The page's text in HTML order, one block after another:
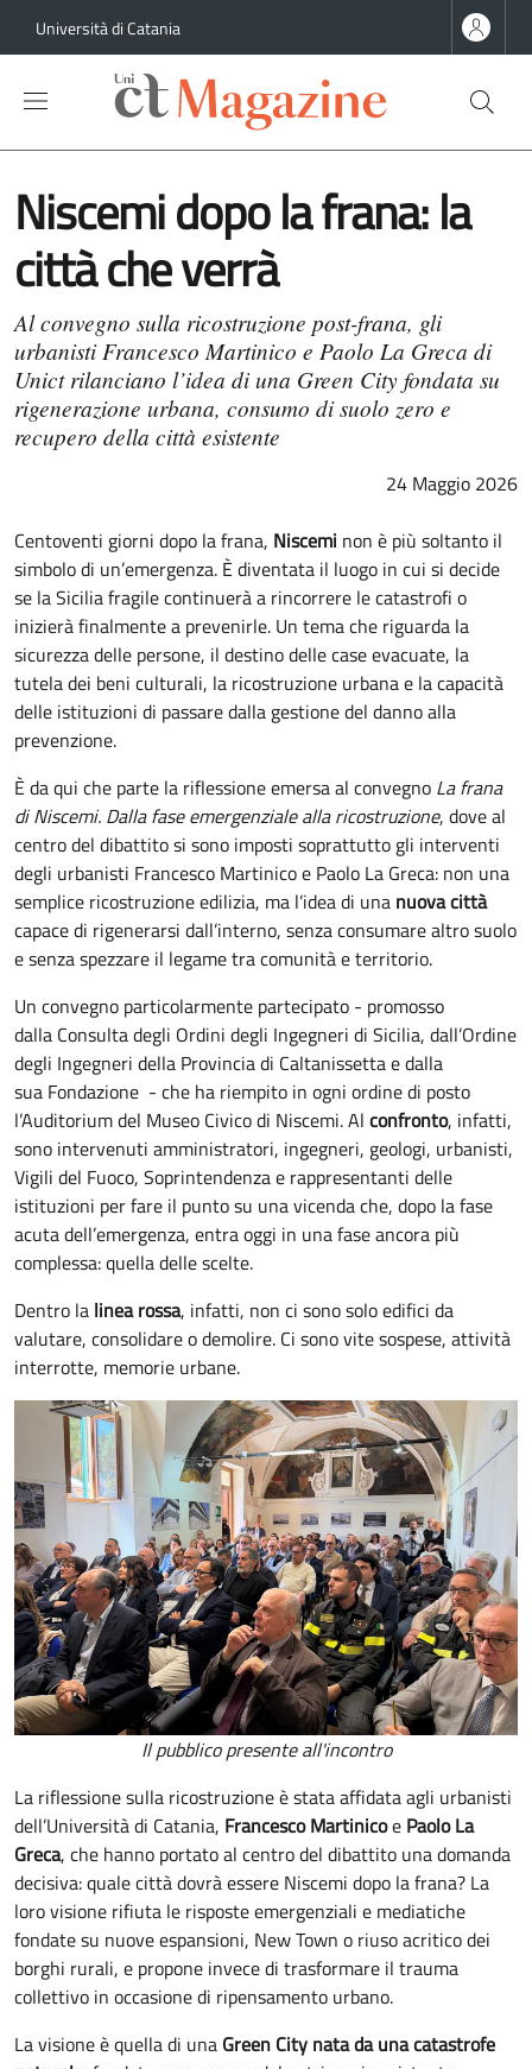
Università di Catania
Niscemi dopo la frana: la
città che verrà
Al convegno sulla ricostruzione post-frana, gli
urbanisti Francesco Martinico e Paolo La Greca di
Unict rilanciano l’idea di una Green City fondata su
rigenerazione urbana, consumo di suolo zero e
recupero della città esistente
24 Maggio 2026
Centoventi giorni dopo la frana, Niscemi non è più soltanto il
simbolo di un’emergenza. È diventata il luogo in cui si decide
se la Sicilia fragile continuerà a rincorrere le catastrofi o
inizierà finalmente a prevenirle. Un tema che riguarda la
sicurezza delle persone, il destino delle case evacuate, la
tutela dei beni culturali, la ricostruzione urbana e la capacità
delle istituzioni di passare dalla gestione del danno alla
prevenzione.
È da qui che parte la riflessione emersa al convegno La frana
di Niscemi. Dalla fase emergenziale alla ricostruzione, dove al
centro del dibattito si sono imposti soprattutto gli interventi
degli urbanisti Francesco Martinico e Paolo La Greca: non una
semplice ricostruzione edilizia, ma l’idea di una nuova città
capace di rigenerarsi dall’interno, senza consumare altro suolo
e senza spezzare il legame tra comunità e territorio.
Un convegno particolarmente partecipato - promosso
dalla Consulta degli Ordini degli Ingegneri di Sicilia, dall’Ordine
degli Ingegneri della Provincia di Caltanissetta e dalla
sua Fondazione - che ha riempito in ogni ordine di posto
l’Auditorium del Museo Civico di Niscemi. Al confronto, infatti,
sono intervenuti amministratori, ingegneri, geologi, urbanisti,
Vigili del Fuoco, Soprintendenza e rappresentanti delle
istituzioni per fare il punto su una vicenda che, dopo la fase
acuta dell’emergenza, entra oggi in una fase ancora più
complessa: quella delle scelte.
Dentro la linea rossa, infatti, non ci sono solo edifici da
valutare, consolidare o demolire. Ci sono vite sospese, attività
interrotte, memorie urbane.
Il pubblico presente all'incontro
La riflessione sulla ricostruzione è stata affidata agli urbanisti
dell’Università di Catania, Francesco Martinicoe Paolo La
Greca, che hanno portato al centro del dibattito una domanda
decisiva: quale città dovrà essere Niscemi dopo la frana? La
loro visione rifiuta le risposte emergenziali e mediatiche
fondate su nuove espansioni, New Town o riuso acritico dei
borghi rurali, e propone invece di trasformare il trauma
collettivo in occasione di ripensamento urbano.
La visione è quella di una Green City nata da una catastrofe